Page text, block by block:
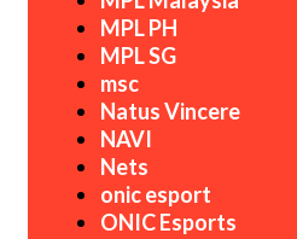
MPL PH
MPL SG
msc
Natus Vincere
NAVI
Nets
onic esport
ONIC Esports